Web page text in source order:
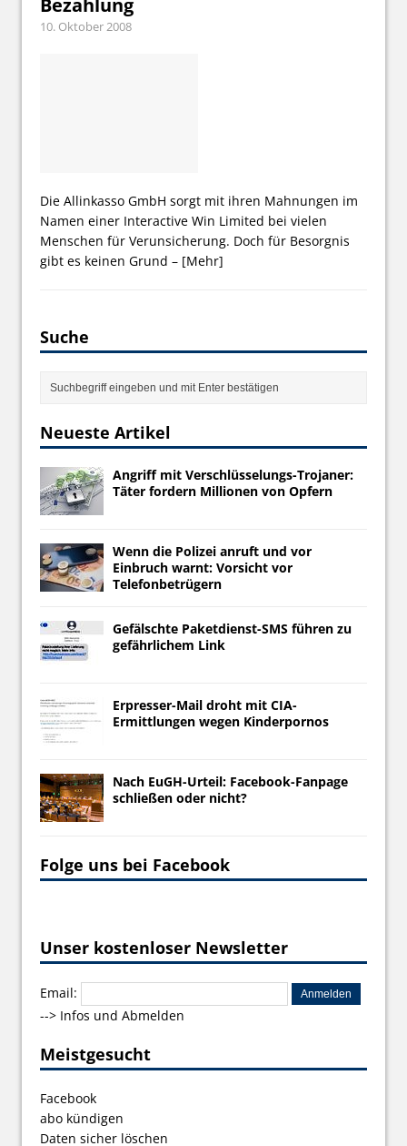
10. Oktober 2008
Die Allinkasso GmbH sorgt mit ihren Mahnungen im
Namen einer Interactive Win Limited bei vielen
Menschen für Verunsicherung. Doch für Besorgnis
gibt es keinen Grund – [Mehr]
Suche
Neueste Artikel
Angriff mit Verschlüsselungs-Trojaner:
Täter fordern Millionen von Opfern
Wenn die Polizei anruft und vor
Einbruch warnt: Vorsicht vor
Telefonbetrügern
Gefälschte Paketdienst-SMS führen zu
gefährlichem Link
Erpresser-Mail droht mit CIA-
Ermittlungen wegen Kinderpornos
Nach EuGH-Urteil: Facebook-Fanpage
schließen oder nicht?
Folge uns bei Facebook
Unser kostenloser Newsletter
Email:
--> Infos und Abmelden
Meistgesucht
Facebook
abo kündigen
Daten sicher löschen